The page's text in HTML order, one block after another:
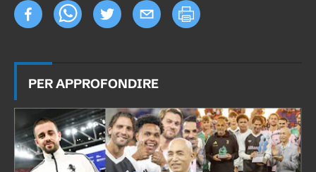
PER APPROFONDIRE